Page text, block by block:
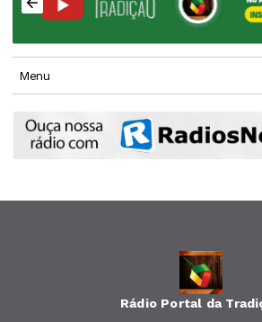
Menu
Rádio Portal da